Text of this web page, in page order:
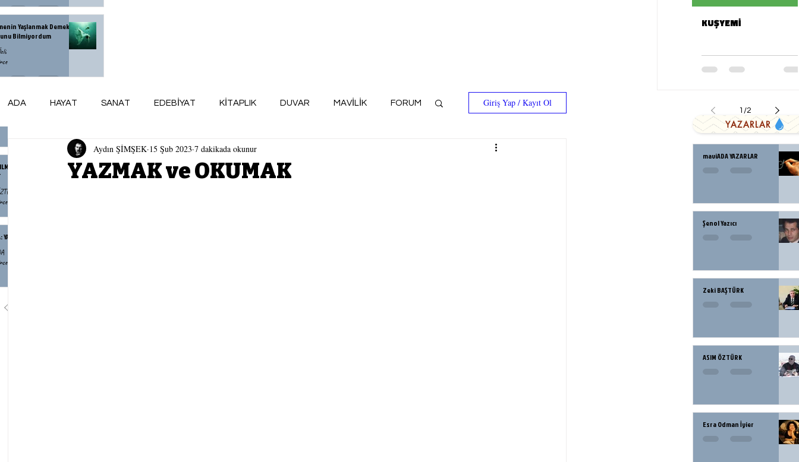
Yaşlanmak Demek
Bilmiyordum
DUYGUSUDUR
ADA HAYAT SANAT EDEBİYAT KİTAPLIK DUVAR MAVİLİK FORUM
maviADA KÜNYE AY AYDINLIĞI
Giriş Yap / Kayıt Ol
YAZMAK ve OKUMAK
Aydın ŞİMŞEK 15 Şub 2023 7 dakikada okunur
YAZARLAR
maviADA YAZARLAR
Şenol Yazıcı
Zeki BAŞTÜRK
ASIM ÖZTÜRK
Esra Odman İyier
KUŞYEMİ
1 /2